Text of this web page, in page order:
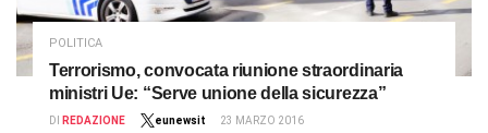
POLITICA
Terrorismo, convocata riunione straordinaria
ministri Ue: “Serve unione della sicurezza”
DI REDAZIONE eunewsit 23 MARZO 2016